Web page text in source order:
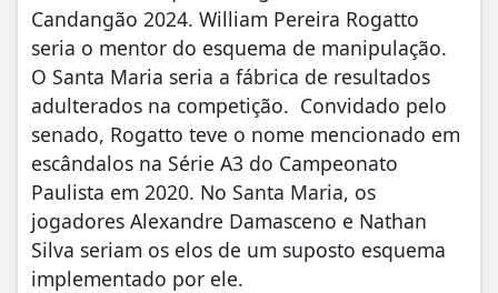
Candangão 2024. William Pereira Rogatto
seria o mentor do esquema de manipulação.
O Santa Maria seria a fábrica de resultados
adulterados na competição. Convidado pelo
senado, Rogatto teve o nome mencionado em
escândalos na Série A3 do Campeonato
Paulista em 2020. No Santa Maria, os
jogadores Alexandre Damasceno e Nathan
Silva seriam os elos de um suposto esquema
implementado por ele.